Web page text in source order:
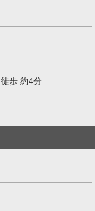
歩 約4分